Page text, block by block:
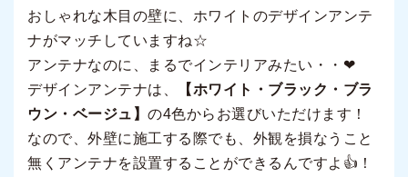
おしゃれな木目の壁に、ホワイトのデザインアンテ
ナがマッチしていますね☆
アンテナなのに、まるでインテリアみたい・・❤
デザインアンテナは、
【ホワイト・ブラック・ブラ
ウン・ベージュ】 の4色からお選びいただけます！
なので、外壁に施工する際でも、外観を損なうこと
無くアンテナを設置することができるんですよ👍！